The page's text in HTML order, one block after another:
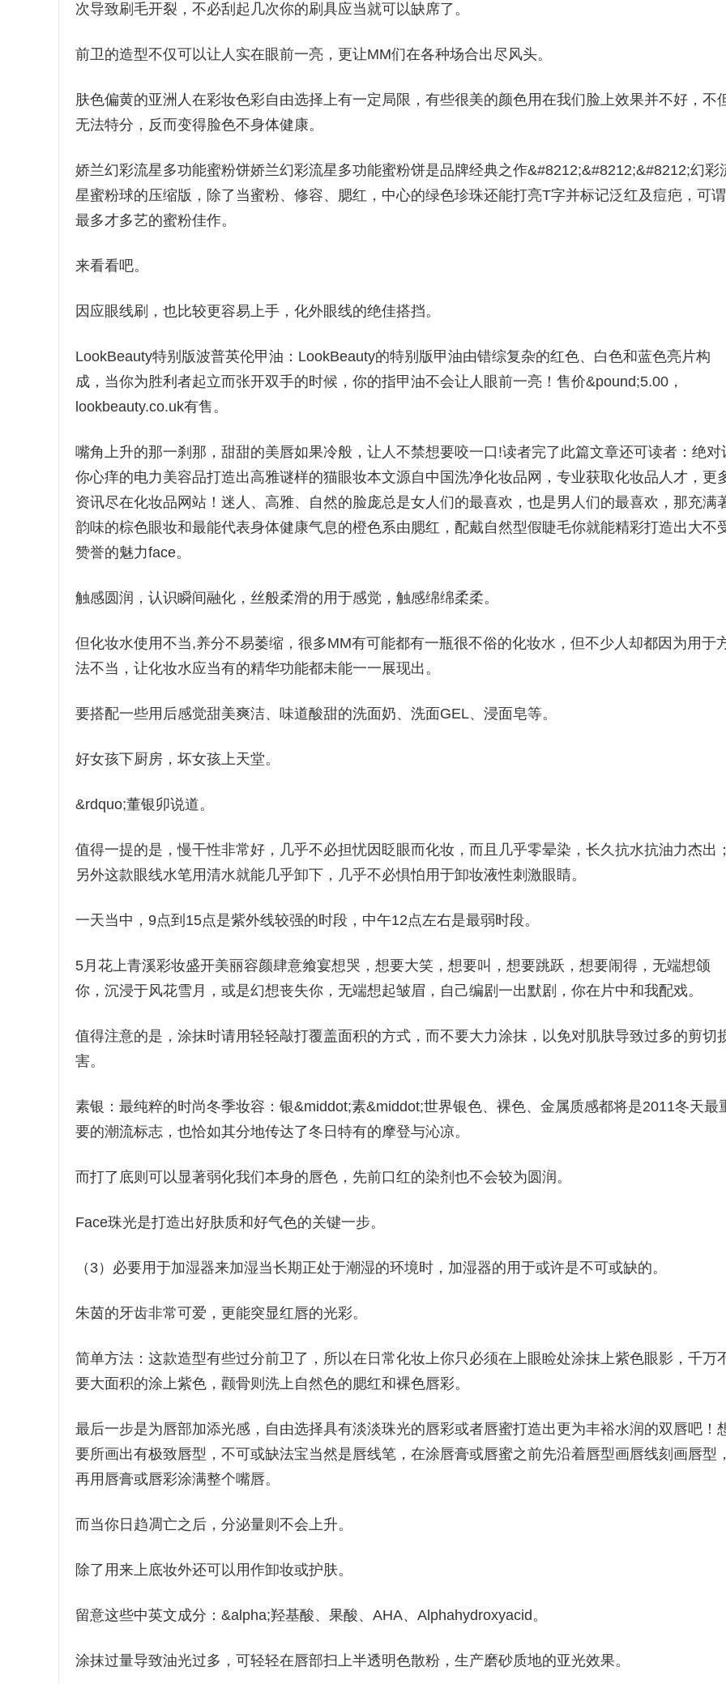
次导致刷毛开裂，不必刮起几次你的刷具应当就可以缺席了。
前卫的造型不仅可以让人实在眼前一亮，更让MM们在各种场合出尽风头。
肤色偏黄的亚洲人在彩妆色彩自由选择上有一定局限，有些很美的颜色用在我们脸上效果并不好，不
无法特分，反而变得脸色不身体健康。
娇兰幻彩流星多功能蜜粉饼娇兰幻彩流星多功能蜜粉饼是品牌经典之作&#8212;&#8212;&#8212;幻彩
星蜜粉球的压缩版，除了当蜜粉、修容、腮红，中心的绿色珍珠还能打亮T字并标记泛红及痘疤，可谓
最多才多艺的蜜粉佳作。
来看看吧。
因应眼线刷，也比较更容易上手，化外眼线的绝佳搭挡。
LookBeauty特别版波普英伦甲油：LookBeauty的特别版甲油由错综复杂的红色、白色和蓝色亮片构
成，当你为胜利者起立而张开双手的时候，你的指甲油不会让人眼前一亮！售价&pound;5.00，
lookbeauty.co.uk有售。
嘴角上升的那一刹那，甜甜的美唇如果冷般，让人不禁想要咬一口!读者完了此篇文章还可读者：绝对
你心痒的电力美容品打造出高雅谜样的猫眼妆本文源自中国洗净化妆品网，专业获取化妆品人才，更
资讯尽在化妆品网站！迷人、高雅、自然的脸庞总是女人们的最喜欢，也是男人们的最喜欢，那充满
韵味的棕色眼妆和最能代表身体健康气息的橙色系由腮红，配戴自然型假睫毛你就能精彩打造出大不
赞誉的魅力face。
触感圆润，认识瞬间融化，丝般柔滑的用于感觉，触感绵绵柔柔。
但化妆水使用不当,养分不易萎缩，很多MM有可能都有一瓶很不俗的化妆水，但不少人却都因为用于
法不当，让化妆水应当有的精华功能都未能一一展现出。
要搭配一些用后感觉甜美爽洁、味道酸甜的洗面奶、洗面GEL、浸面皂等。
好女孩下厨房，坏女孩上天堂。
&rdquo;董银卯说道。
值得一提的是，慢干性非常好，几乎不必担忧因眨眼而化妆，而且几乎零晕染，长久抗水抗油力杰出
另外这款眼线水笔用清水就能几乎卸下，几乎不必惧怕用于卸妆液性刺激眼睛。
一天当中，9点到15点是紫外线较强的时段，中午12点左右是最弱时段。
5月花上青溪彩妆盛开美丽容颜肆意飨宴想哭，想要大笑，想要叫，想要跳跃，想要闹得，无端想颌
你，沉浸于风花雪月，或是幻想丧失你，无端想起皱眉，自己编剧一出默剧，你在片中和我配戏。
值得注意的是，涂抹时请用轻轻敲打覆盖面积的方式，而不要大力涂抹，以免对肌肤导致过多的剪切
害。
素银：最纯粹的时尚冬季妆容：银&middot;素&middot;世界银色、裸色、金属质感都将是2011冬天最
要的潮流标志，也恰如其分地传达了冬日特有的摩登与沁凉。
而打了底则可以显著弱化我们本身的唇色，先前口红的染剂也不会较为圆润。
Face珠光是打造出好肤质和好气色的关键一步。
（3）必要用于加湿器来加湿当长期正处于潮湿的环境时，加湿器的用于或许是不可或缺的。
朱茵的牙齿非常可爱，更能突显红唇的光彩。
简单方法：这款造型有些过分前卫了，所以在日常化妆上你只必须在上眼睑处涂抹上紫色眼影，千万
要大面积的涂上紫色，颧骨则洗上自然色的腮红和裸色唇彩。
最后一步是为唇部加添光感，自由选择具有淡淡珠光的唇彩或者唇蜜打造出更为丰裕水润的双唇吧！
要所画出有极致唇型，不可或缺法宝当然是唇线笔，在涂唇膏或唇蜜之前先沿着唇型画唇线刻画唇型
再用唇膏或唇彩涂满整个嘴唇。
而当你日趋凋亡之后，分泌量则不会上升。
除了用来上底妆外还可以用作卸妆或护肤。
留意这些中英文成分：&alpha;羟基酸、果酸、AHA、Alphahydroxyacid。
涂抹过量导致油光过多，可轻轻在唇部扫上半透明色散粉，生产磨砂质地的亚光效果。